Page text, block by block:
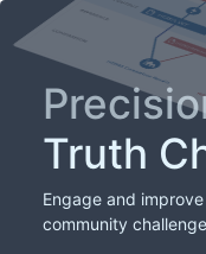
Truth
Engage and
community